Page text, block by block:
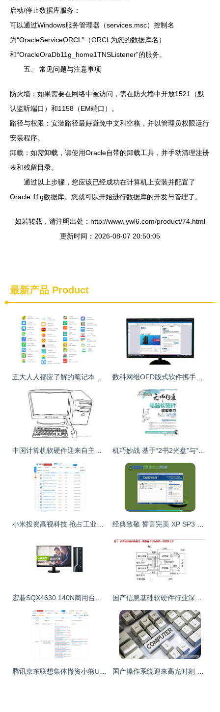
启动/停止数据库服务：
可以通过Windows服务管理器（services.msc）控制名
为“OracleServiceORCL”（ORCL为您的数据库名）
和“OracleOraDb11g_home1TNSListener”的服务。
五、 常见问题与注意事项
防火墙：如果需要在网络中被访问，需在防火墙中开放1521（默
认监听端口）和1158（EM端口）。
路径与权限：安装路径最好避免中文和空格，并以管理员权限运行
安装程序。
卸载：如需卸载，请使用Oracle自带的卸载工具，并手动清理注册
表和残留目录。
通过以上步骤，您应该已经成功在计算机上安装并配置了
Oracle 11g数据库。您就可以开始进行数据库的开发与管理了。
如若转载，请注明出处：http://www.jywl6.com/product/74.html
更新时间：2026-08-07 20:50:05
最新产品 Product